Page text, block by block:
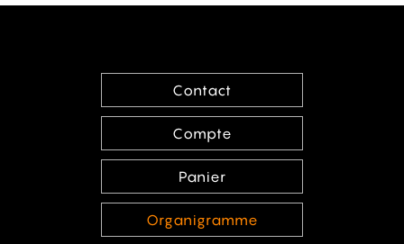
Contact
Compte
Panier
Organigramme